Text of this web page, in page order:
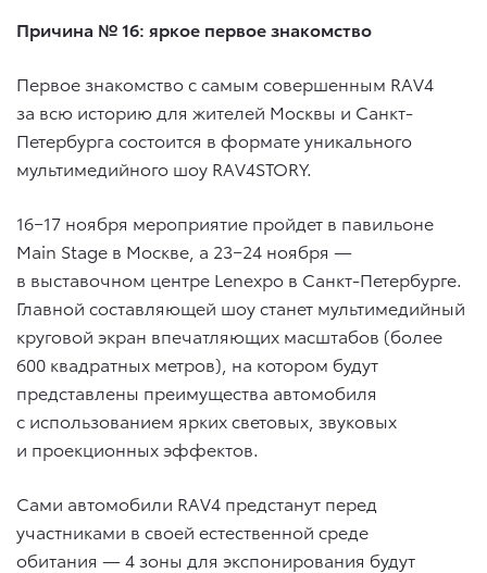
Причина № 16: яркое первое знакомство
Первое знакомство с самым совершенным RAV4
за всю историю для жителей Москвы и Санкт-
Петербурга состоится в формате уникального
мультимедийного шоу RAV4STORY.
16−17 ноября мероприятие пройдет в павильоне
Main Stage в Москве, а 23−24 ноября —
в выставочном центре Lenexpo в Санкт-Петербурге.
Главной составляющей шоу станет мультимедийный
круговой экран впечатляющих масштабов (более
600 квадратных метров), на котором будут
представлены преимущества автомобиля
с использованием ярких световых, звуковых
и проекционных эффектов.
Сами автомобили RAV4 предстанут перед
участниками в своей естественной среде
обитания — 4 зоны для экспонирования будут